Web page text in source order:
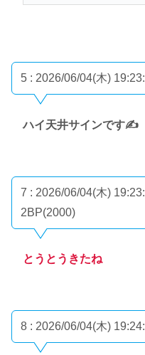
5 : 2026/06/04(木)
ハイ天井サインです✍
7 : 2026/06/04(木)
2BP(2000)
とうとうきたね
8 : 2026/06/04(木)